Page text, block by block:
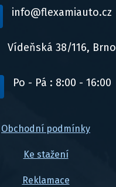
info@flexamiauto.cz
Vídeňská 38/116, Brno
Po - Pá : 8:00 - 16:00
Obchodní podmínky
Ke stažení
Reklamace